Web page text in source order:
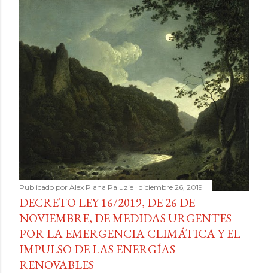
Publicado por Àlex Plana Paluzie diciembre 26, 2019
DECRETO LEY 16/2019, DE 26 DE
NOVIEMBRE, DE MEDIDAS URGENTES
POR LA EMERGENCIA CLIMÁTICA Y EL
IMPULSO DE LAS ENERGÍAS
RENOVABLES